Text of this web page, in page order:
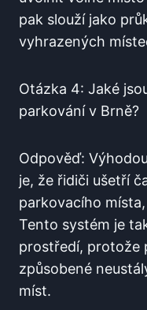
pak slouží jako
vyhrazených
Otázka 4: Jaké
parkování v ⁢Brně?
Odpověď:
je, že řidiči ušetří
parkovacího
Tento systém je
prostředí, protože
způsobené‌
míst.